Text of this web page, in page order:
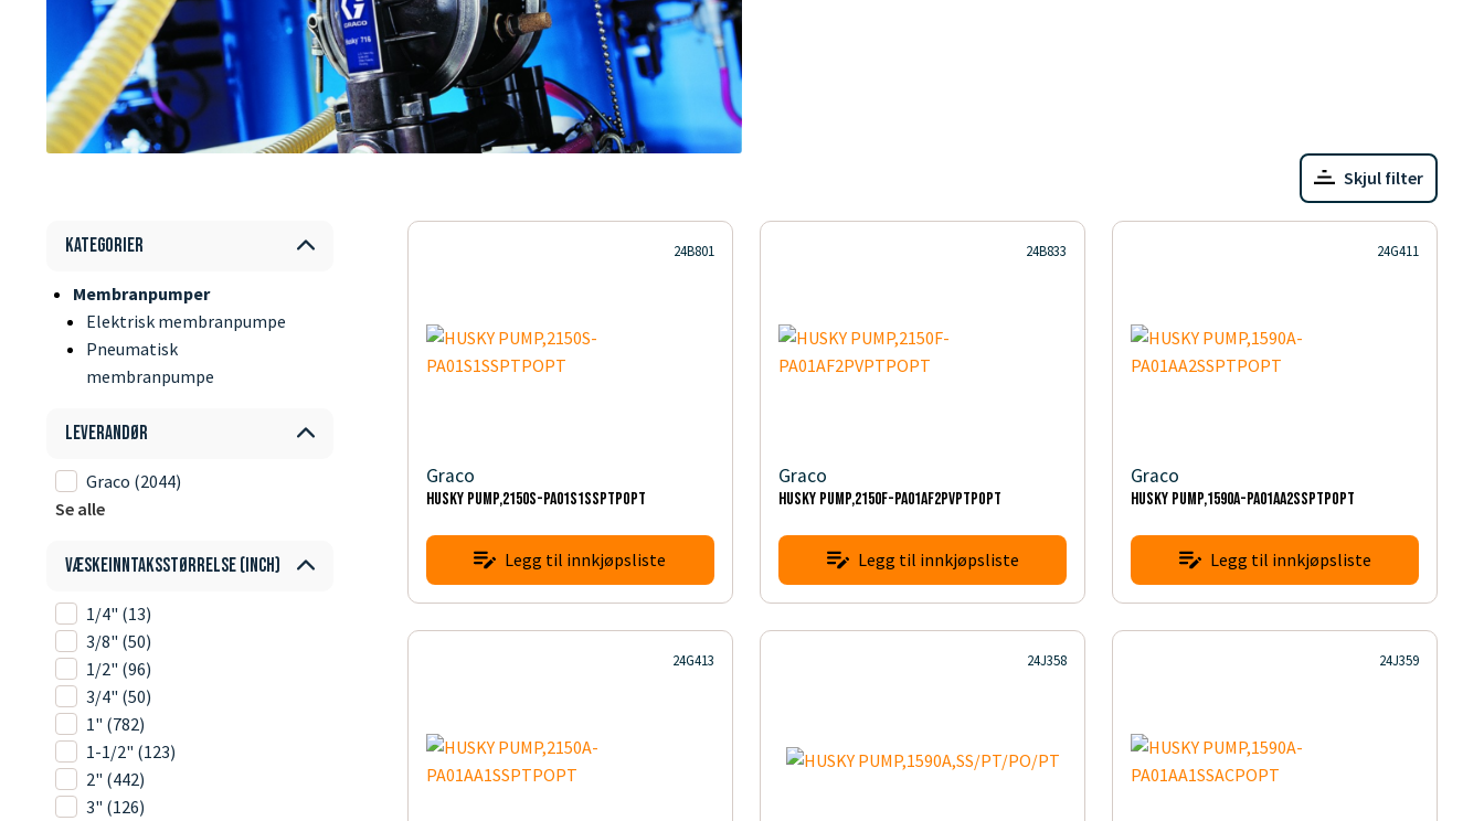
Skjul filter
Kategorier
Membranpumper
Elektrisk membranpumpe
Pneumatisk
membranpumpe
Leverandør
Graco (2044)
Se alle
Væskeinntaksstørrelse (inch)
1/4" (13)
3/8" (50)
1/2" (96)
3/4" (50)
1" (782)
1-1/2" (123)
2" (442)
3" (126)
24B801
Graco
HUSKY PUMP,2150S-PA01S1SSPTPOPT
Legg til innkjøpsliste
24B833
Graco
HUSKY PUMP,2150F-PA01AF2PVPTPOPT
Legg til innkjøpsliste
24G411
Graco
HUSKY PUMP,1590A-PA01AA2SSPTPOPT
Legg til innkjøpsliste
24G413 24J358 24J359